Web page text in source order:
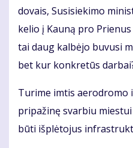
do­vais, Su­si­sie­ki­mo
ke­lio į Kau­ną pro
tai daug kal­bė­jo bu­vu­si
bet kur kon­kre­tūs
Tu­ri­me im­tis ae­ro­dro­mo
pri­pa­ži­nę svar­biu
bū­ti iš­plė­to­jus